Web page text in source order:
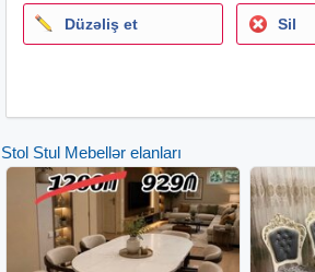
Düzəliş et Sil
Stol Stul Mebellər elanları